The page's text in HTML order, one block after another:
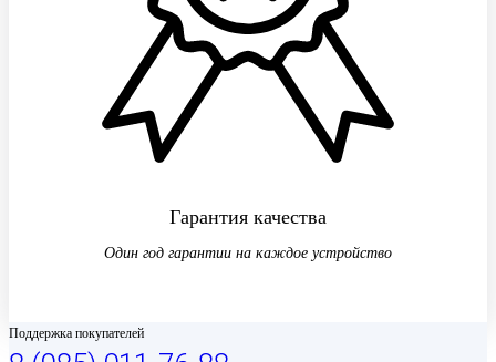
Гарантия качества
Один год гарантии на каждое устройство
Поддержка покупателей